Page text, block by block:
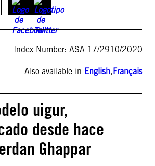
Index Number: ASA 17/2910/2020
Also available in English,Français
uigur,
desde hace
Ghappar